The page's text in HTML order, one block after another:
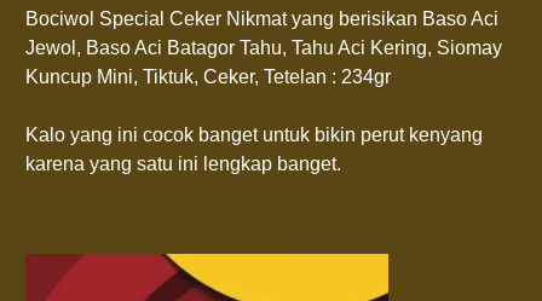
Bociwol Special Ceker Nikmat yang berisikan Baso Aci
Jewol, Baso Aci Batagor Tahu, Tahu Aci Kering, Siomay
Kuncup Mini, Tiktuk, Ceker, Tetelan : 234gr
Kalo yang ini cocok banget untuk bikin perut kenyang
karena yang satu ini lengkap banget.